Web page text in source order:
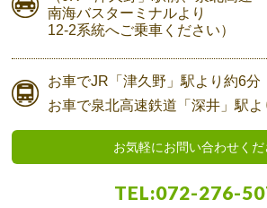
南海バスターミナルより
12-2系統へご乗車ください）
お車でJR「津久野」駅より約6分
お車で泉北高速鉄道「深井」駅よ
お気軽にお問い合わせく
TEL:072-276-